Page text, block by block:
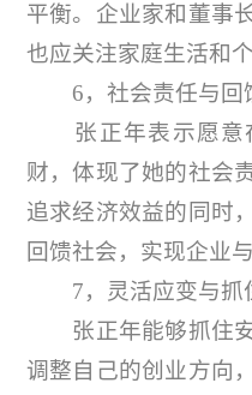
平衡。企业家和董事
也应关注家庭生活和
6，社会责任与回
张正年表示愿意
财，体现了她的社会
追求经济效益的同时
回馈社会，实现企业
7，灵活应变与抓
张正年能够抓住安
调整自己的创业方向